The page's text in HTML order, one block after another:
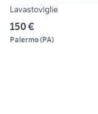
Lavastoviglie
150 €
Palermo(PA)